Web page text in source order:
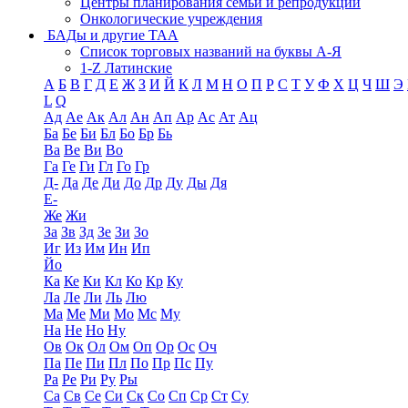
Онкологические учреждения
БАДы и другие ТАА
Список торговых названий на буквы А-Я
1-Z Латинские
А Б В Г Д Е Ж З И Й К Л М Н О П Р С Т У Ф Х Ц Ч Ш Э
L Q
Ад Ае Ак Ал Ан Ап Ар Ас Ат Ац
Ба Бе Би Бл Бо Бр Бь
Ва Ве Ви Во
Га Ге Ги Гл Го Гр
Д- Да Де Ди До Др Ду Ды Дя
Е-
Же Жи
За Зв Зд Зе Зи Зо
Иг Из Им Ин Ип
Йо
Ка Ке Ки Кл Ко Кр Ку
Ла Ле Ли Ль Лю
Ма Ме Ми Мо Мс Му
На Не Но Ну
Ов Ок Ол Ом Оп Ор Ос Оч
Па Пе Пи Пл По Пр Пс Пу
Ра Ре Ри Ру Ры
Са Св Се Си Ск Со Сп Ср Ст Су